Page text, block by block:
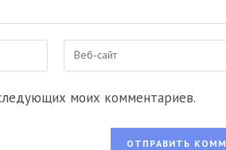
Введите
веб-
моих комментариев.